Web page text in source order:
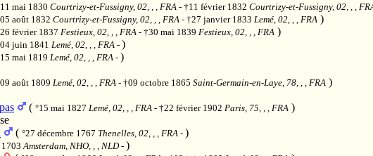
mai 1830 Courtrizy-et-Fussigny, 02, , , FRA - †11 février 1832 Courtrizy-et-Fussigny, 02, , ,
août 1832 Courtrizy-et-Fussigny, 02, , , FRA - †27 janvier 1833 Lemé, 02, , , FRA )
février 1837 Festieux, 02, , , FRA - †30 mai 1839 Festieux, 02, , , FRA )
juin 1841 Lemé, 02, , , FRA - )
mai 1819 Lemé, 02, , , FRA - )
août 1809 Lemé, 02, , , FRA - †09 octobre 1865 Saint-Germain-en-Laye, 78, , , FRA )
( °15 mai 1827 Lemé, 02, , , FRA - †22 février 1902 Paris, 75, , , FRA )
( °27 décembre 1767 Thenelles, 02, , , FRA - )
Amsterdam, NHO, , , NLD- )